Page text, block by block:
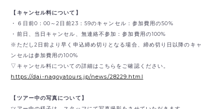
【キャンセル料について】
・６日前0：00～2日前23：59のキャンセル：参加費用の50%
・前日、当日キャンセル、無連絡不参加：参加費用の100%
※ただし2日前より早く申込締め切りとなる場合、締め切り日以降のキャ
ンセルは参加費用の100%
▽キャンセル料についての詳細はこちらをご確認ください。
https://dai-nagoyatours.jp/news/28229.html
【ツアー中の写真について】